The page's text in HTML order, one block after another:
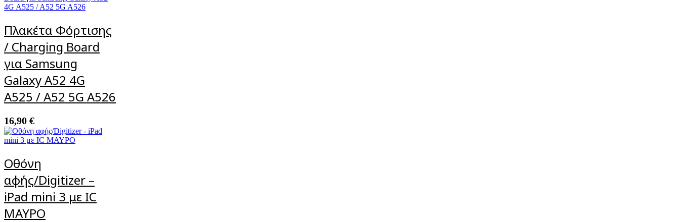
Πλακέτα Φόρτισης
/ Charging Board
για Samsung
Galaxy A52 4G
A525 / A52 5G A526
16,90 €
Οθόνη
αφής/Digitizer –
iPad mini 3 με IC
ΜΑΥΡΟ